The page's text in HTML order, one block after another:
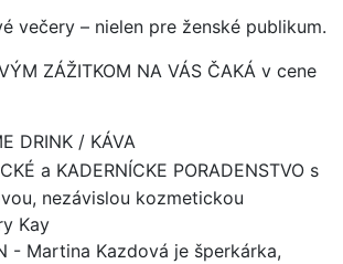
večery – nielen pre ženské publikum.
ZÁŽITKOM NA VÁS ČAKÁ v cene
DRINK / KÁVA
a KADERNÍCKE PORADENSTVO s
nezávislou kozmetickou
Kay
- Martina Kazdová je šperkárka,